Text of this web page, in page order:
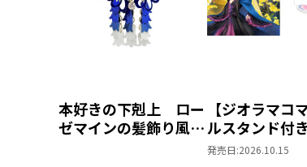
本好きの下剋上 ロー
ゼマインの髪飾り風ブ
【ジオラマコ
ルスタンド付
きの下剋上 ～
発売日:2026.10.15